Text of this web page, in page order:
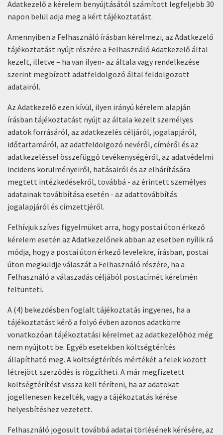
Adatkezelő a kérelem benyújtásától számított legfeljebb 30
napon belül adja meg a kért tájékoztatást.
Amennyiben a Felhasználó írásban kérelmezi, az Adatkezelő
tájékoztatást nyújt részére a Felhasználó Adatkezelő által
kezelt, illetve – ha van ilyen- az általa vagy rendelkezése
szerint megbízott adatfeldolgozó által feldolgozott
adatairól.
Az Adatkezelő ezen kívül, ilyen irányú kérelem alapján
írásban tájékoztatást nyújt az általa kezelt személyes
adatok forrásáról, az adatkezelés céljáról, jogalapjáról,
időtartamáról, az adatfeldolgozó nevéről, címéről és az
adatkezeléssel összefüggő tevékenységéről, az adatvédelmi
incidens körülményeiről, hatásairól és az elhárítására
megtett intézkedésekről, továbbá - az érintett személyes
adatainak továbbítása esetén - az adattovábbítás
jogalapjáról és címzettjéről.
Felhívjuk szíves figyelmüket arra, hogy postai úton érkező
kérelem esetén az Adatkezelőnek abban az esetben nyílik rá
módja, hogy a postai úton érkező levelekre, írásban, postai
úton megküldje válaszát a Felhasználó részére, ha a
Felhasználó a válaszadás céljából postacímét kérelmén
feltünteti.
A (4) bekezdésben foglalt tájékoztatás ingyenes, ha a
tájékoztatást kérő a folyó évben azonos adatkörre
vonatkozóan tájékoztatási kérelmet az adatkezelőhöz még
nem nyújtott be. Egyéb esetekben költségtérítés
állapítható meg. A költségtérítés mértékét a felek között
létrejött szerződés is rögzítheti. A már megfizetett
költségtérítést vissza kell téríteni, ha az adatokat
jogellenesen kezelték, vagy a tájékoztatás kérése
helyesbítéshez vezetett.
Felhasználó jogosult továbbá adatai törlésének kérésére, az